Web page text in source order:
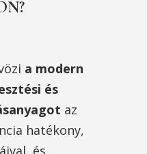
a modern
és
az
hatékony,
és